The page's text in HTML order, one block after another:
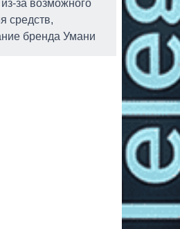
за возможного
средств,
бренда Умани
системы